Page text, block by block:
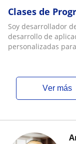
Clases de
Soy desarrollador
desarrollo de
personalizadas
ver más